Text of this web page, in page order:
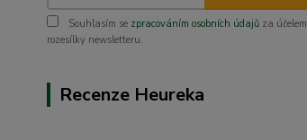
Souhlasím se zpracováním osobních údajů za účelem
rozesílky newsletteru.
Recenze Heureka